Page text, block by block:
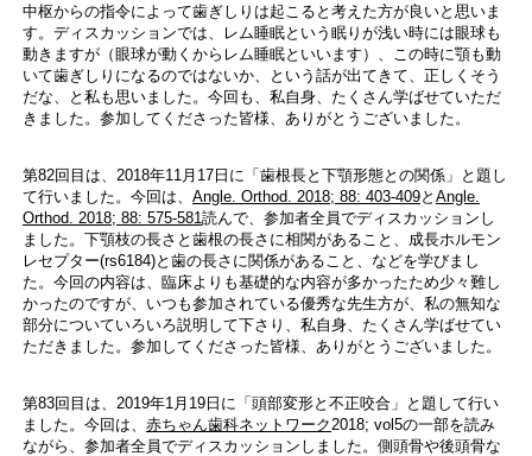
中枢からの指令によって歯ぎしりは起こると考えた方が良いと思いま
す。ディスカッションでは、レム睡眠という眠りが浅い時には眼球も
動きますが（眼球が動くからレム睡眠といいます）、この時に顎も動
いて歯ぎしりになるのではないか、という話が出てきて、正しくそう
だな、と私も思いました。今回も、私自身、たくさん学ばせていただ
きました。参加してくださった皆様、ありがとうございました。
第82回目は、2018年11月17日に「歯根長と下顎形態との関係」と題し
て行いました。今回は、 Angle. Orthod. 2018; 88: 403-409と Angle.
Orthod. 2018; 88: 575-581読んで、参加者全員でディスカッションし
ました。下顎枝の長さと歯根の長さに相関があること、成長ホルモン
レセプター(rs6184)と歯の長さに関係があること、などを学びまし
た。今回の内容は、臨床よりも基礎的な内容が多かったため少々難し
かったのですが、いつも参加されている優秀な先生方が、私の無知な
部分についていろいろ説明して下さり、私自身、たくさん学ばせてい
ただきました。参加してくださった皆様、ありがとうございました。
第83回目は、2019年1月19日に「頭部変形と不正咬合」と題して行い
ました。今回は、 赤ちゃん歯科ネットワーク 2018; vol5の一部を読み
ながら、参加者全員でディスカッションしました。側頭骨や後頭骨な